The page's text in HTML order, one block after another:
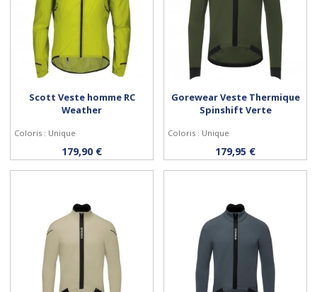
Personnaliser
Scott Veste homme RC
Weather
Coloris : Unique
179,90 € Personnaliser
Gorewear Veste Thermique
Spinshift Verte
Coloris : Unique
179,95 €